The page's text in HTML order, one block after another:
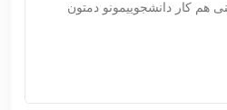
هم کار دانشجوییمونو دمتون